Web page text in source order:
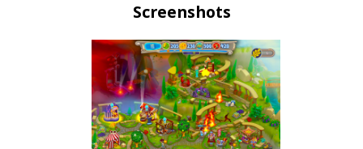
Screenshots